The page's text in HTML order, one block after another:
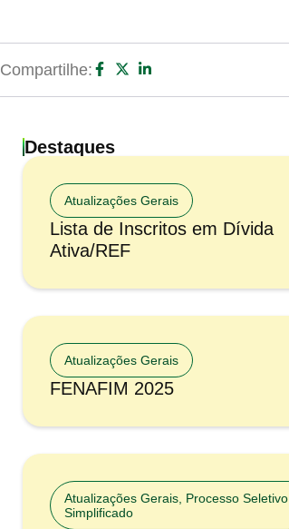
Compartilhe:
Destaques
Atualizações Gerais
Lista de Inscritos em Dívida
Ativa/REF
Atualizações Gerais
FENAFIM 2025
Atualizações Gerais Processo Seletivo
Simplificado